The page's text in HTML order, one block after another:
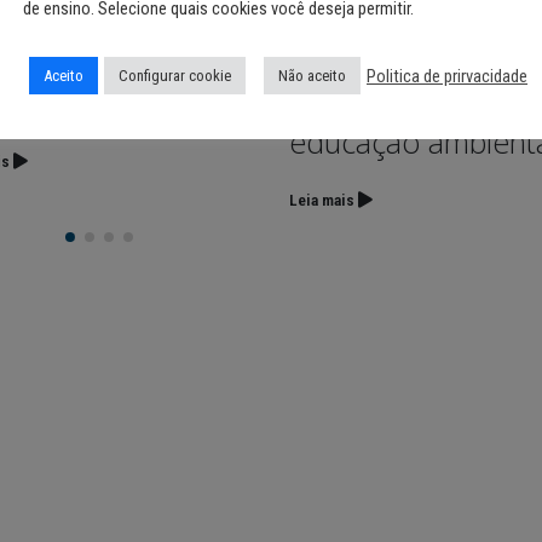
especial
toda a
e turistas
em Fernando de
Noronha com ações
de
educação
Leia mais
de ensino. Selecione quais cookies você deseja permitir.
Aceito Configurar cookie Não aceito Politica de prirvacidade